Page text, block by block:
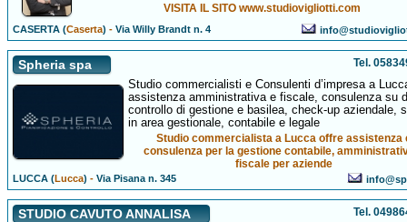
VISITA IL SITO www.studiovigliotti.com
CASERTA (Caserta) -Via Willy Brandt n. 4
Spheria spa Tel.
Studio commercialisti e Consulenti d’impresa a
assistenza amministrativa e fiscale, consulenza su
controllo di gestione e basilea, check-up aziendale,
in area gestionale, contabile e legale
Studio commercialista a Lucca offre assistenza
consulenza per la gestione contabile,
fiscale per aziende
LUCCA (Lucca) -Via Pisana n. 345
STUDIO CAVUTO ANNALISA Tel.